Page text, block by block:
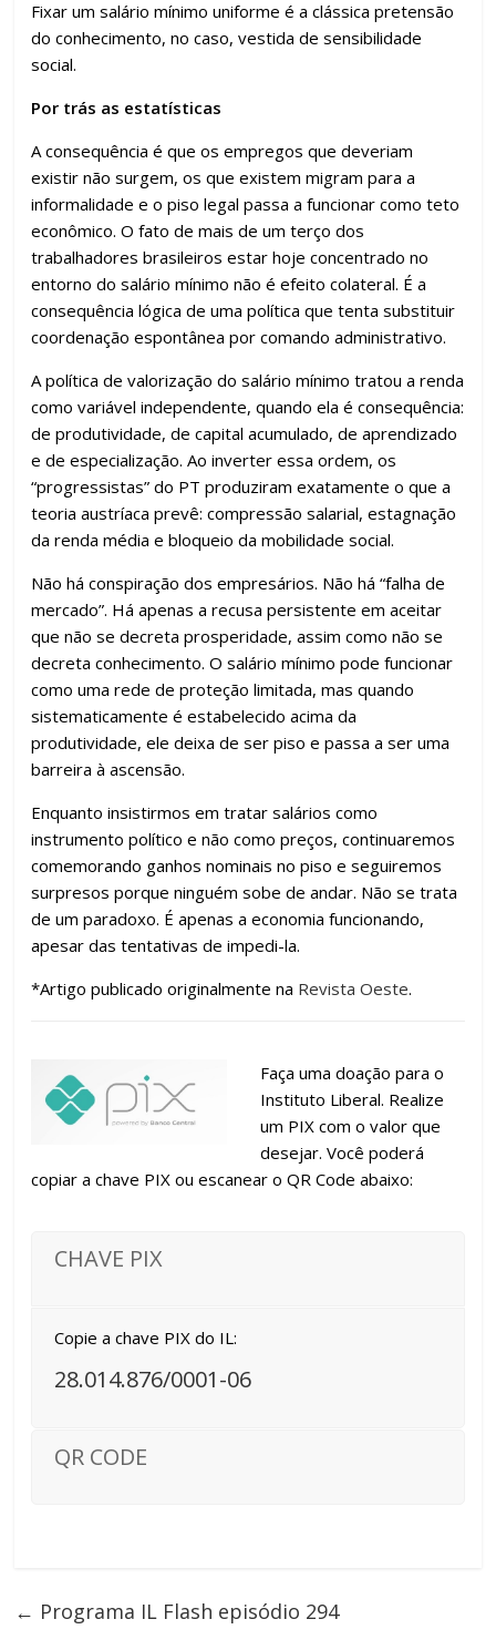
Fixar um salário mínimo uniforme é a clássica pretensão
do conhecimento, no caso, vestida de sensibilidade
social.
Por trás as estatísticas
A consequência é que os empregos que deveriam
existir não surgem, os que existem migram para a
informalidade e o piso legal passa a funcionar como teto
econômico. O fato de mais de um terço dos
trabalhadores brasileiros estar hoje concentrado no
entorno do salário mínimo não é efeito colateral. É a
consequência lógica de uma política que tenta substituir
coordenação espontânea por comando administrativo.
A política de valorização do salário mínimo tratou a renda
como variável independente, quando ela é consequência:
de produtividade, de capital acumulado, de aprendizado
e de especialização. Ao inverter essa ordem, os
“progressistas” do PT produziram exatamente o que a
teoria austríaca prevê: compressão salarial, estagnação
da renda média e bloqueio da mobilidade social.
Não há conspiração dos empresários. Não há “falha de
mercado”. Há apenas a recusa persistente em aceitar
que não se decreta prosperidade, assim como não se
decreta conhecimento. O salário mínimo pode funcionar
como uma rede de proteção limitada, mas quando
sistematicamente é estabelecido acima da
produtividade, ele deixa de ser piso e passa a ser uma
barreira à ascensão.
Enquanto insistirmos em tratar salários como
instrumento político e não como preços, continuaremos
comemorando ganhos nominais no piso e seguiremos
surpresos porque ninguém sobe de andar. Não se trata
de um paradoxo. É apenas a economia funcionando,
apesar das tentativas de impedi-la.
*Artigo publicado originalmente na Revista Oeste.
Faça uma doação para o
Instituto Liberal. Realize
um PIX com o valor que
desejar. Você poderá
copiar a chave PIX ou escanear o QR Code abaixo:
CHAVE PIX
Copie a chave PIX do IL:
28.014.876/0001-06
QR CODE
← Programa IL Flash episódio 294